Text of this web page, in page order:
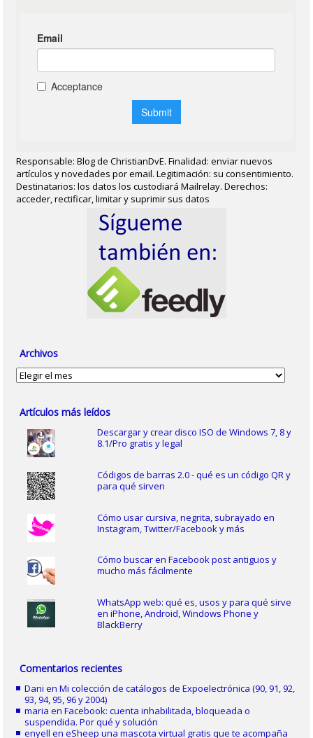
Responsable: Blog de ChristianDvE. Finalidad: enviar nuevos
artículos y novedades por email. Legitimación: su consentimiento.
Destinatarios: los datos los custodiará Mailrelay. Derechos:
acceder, rectificar, limitar y suprimir sus datos
Archivos
Archivos
Artículos más leídos
Descargar y crear disco ISO de Windows 7, 8 y
8.1/Pro gratis y legal
Códigos de barras 2.0 - qué es un código QR y
para qué sirven
Cómo usar cursiva, negrita, subrayado en
Instagram, Twitter/Facebook y más
Cómo buscar en Facebook post antiguos y
mucho más fácilmente
WhatsApp web: qué es, usos y para qué sirve
en iPhone, Android, Windows Phone y
BlackBerry
Comentarios recientes
Dani enMi colección de catálogos de Expoelectrónica (90, 91, 92,
93, 94, 95, 96 y 2004)
maria enFacebook: cuenta inhabilitada, bloqueada o
suspendida. Por qué y solución
enyell eneSheep una mascota virtual gratis que te acompaña